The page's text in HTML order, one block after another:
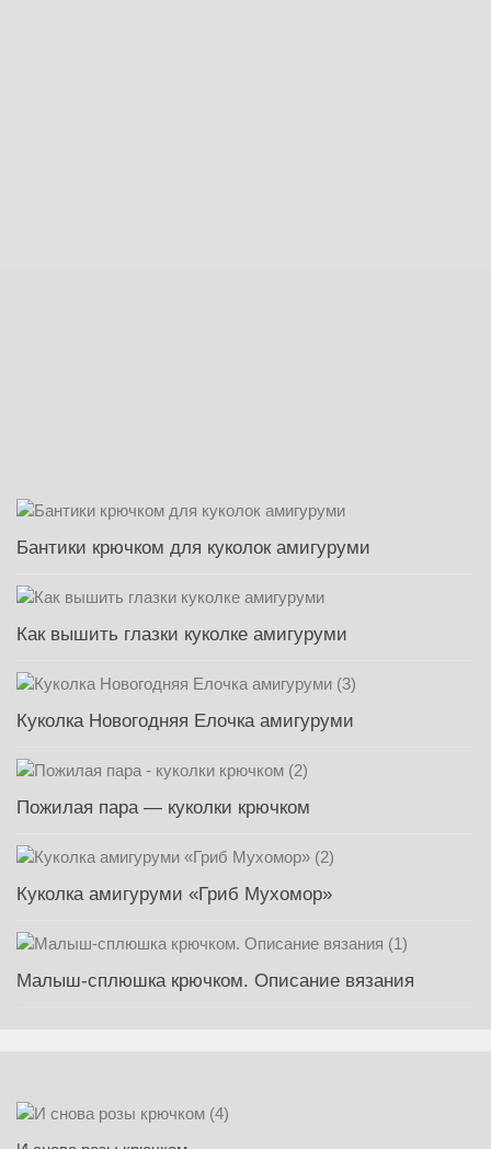
Бантики крючком для куколок амигуруми
Как вышить глазки куколке амигуруми
Куколка Новогодняя Елочка амигуруми
Пожилая пара — куколки крючком
Куколка амигуруми «Гриб Мухомор»
Малыш-сплюшка крючком. Описание вязания